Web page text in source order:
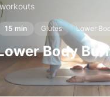
15 min Glutes Lower
Body